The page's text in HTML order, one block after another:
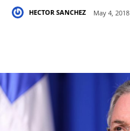
HECTOR SANCHEZ May 4, 2018